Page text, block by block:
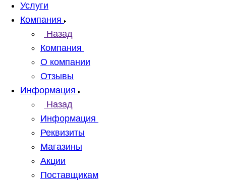
Услуги
Компания
Назад
Компания
О компании
Отзывы
Информация
Назад
Информация
Реквизиты
Магазины
Акции
Поставщикам